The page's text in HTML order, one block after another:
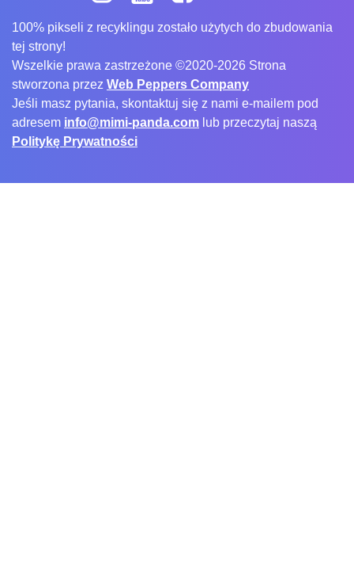
100% pikseli z recyklingu zostało użytych do zbudowania
tej strony!
Wszelkie prawa zastrzeżone ©2020-2026 Strona
stworzona przez Web Peppers Company
Jeśli masz pytania, skontaktuj się z nami e-mailem pod
adresem info@mimi-panda.com lub przeczytaj naszą
Politykę Prywatności